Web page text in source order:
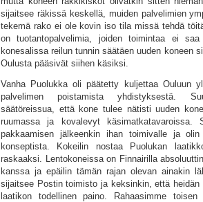
sijaitsee räkissä keskellä, muiden palvelimien
tekemä rako ei ole kovin iso tila missä tehdä
on tuotantopalvelimia, joiden toimintaa ei
konesalissa reilun tunnin säätäen uuden koneen
Oulusta pääsivät siihen käsiksi.
Vanha Puolukka oli päätetty kuljettaa Ouluun
palvelimen poistamista yhdistyksestä.
säätöreissua, että kone tulee nätisti uuden
ruumassa ja kovalevyt käsimatkatavaroissa.
pakkaamisen jälkeenkin ihan toimivalle ja
konseptista. Kokeilin nostaa Puolukan
raskaaksi. Lentokoneissa on Finnairilla
kanssa ja epäilin tämän rajan olevan ainakin
sijaitsee Postin toimisto ja keksinkin, että heidän
laatikon todellinen paino. Rahaasimme